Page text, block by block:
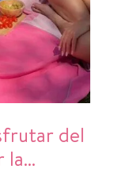
del
la